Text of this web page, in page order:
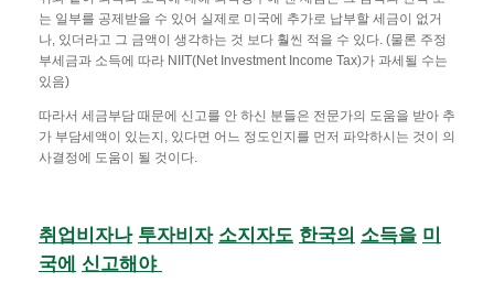
는 일부를 공제받을 수 있어 실제로 미국에 추가로 납부할 세금이 없거
나, 있더라고 그 금액이 생각하는 것 보다 훨씬 적을 수 있다. (물론 주정
부세금과 소득에 따라 NIIT(Net Investment Income Tax)가 과세될 수는
있음)
따라서 세금부담 때문에 신고를 안 하신 분들은 전문가의 도움을 받아 추
가 부담세액이 있는지, 있다면 어느 정도인지를 먼저 파악하시는 것이 의
사결정에 도움이 될 것이다.
취업비자나 투자비자 소지자도 한국의 소득을 미
국에 신고해야